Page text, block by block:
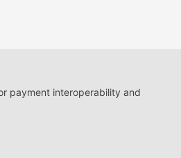
payment interoperability and